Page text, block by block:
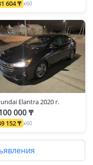
604 ₸ x60
Elantra 2020 г.
000 ₸
152 ₸ x60